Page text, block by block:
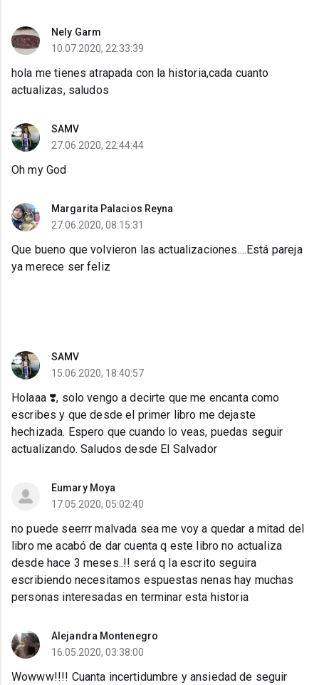
Nely Garm
10.07.2020, 22:33:39
hola me tienes atrapada con la historia,cada cuanto
actualizas, saludos
SAMV
27.06.2020, 22:44:44
Oh my God
Margarita Palacios Reyna
27.06.2020, 08:15:31
Que bueno que volvieron las actualizaciones....Está pareja
ya merece ser feliz
SAMV
15.06.2020, 18:40:57
Holaaa ❣️, solo vengo a decirte que me encanta como
escribes y que desde el primer libro me dejaste
hechizada. Espero que cuando lo veas, puedas seguir
actualizando. Saludos desde El Salvador
Eumary Moya
17.05.2020, 05:02:40
no puede seerrr malvada sea me voy a quedar a mitad del
libro me acabó de dar cuenta q este libro no actualiza
desde hace 3 meses..!! será q la escrito seguira
escribiendo necesitamos espuestas nenas hay muchas
personas interesadas en terminar esta historia
Alejandra Montenegro
16.05.2020, 03:38:00
Wowww!!!! Cuanta incertidumbre y ansiedad de seguir